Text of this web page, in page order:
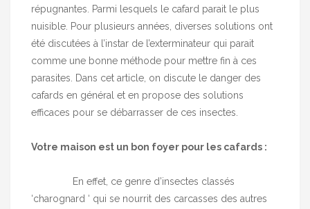
répugnantes. Parmi lesquels le cafard parait le plus
nuisible. Pour plusieurs années, diverses solutions ont
été discutées à l’instar de l’exterminateur qui parait
comme une bonne méthode pour mettre fin à ces
parasites. Dans cet article, on discute le danger des
cafards en général et en propose des solutions
efficaces pour se débarrasser de ces insectes.
Votre maison est un bon foyer pour les cafards :
En effet, ce genre d’insectes classés
‘charognard ‘ qui se nourrit des carcasses des autres